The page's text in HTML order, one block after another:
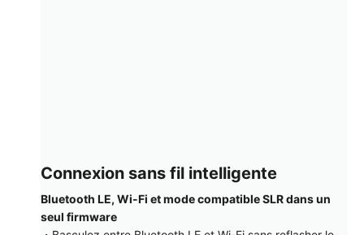
Connexion sans fil intelligente
Bluetooth LE, Wi-Fi et mode compatible SLR dans un
seul firmware